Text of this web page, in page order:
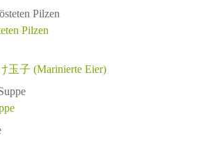
Pilzen
玉子 (Marinierte Eier)